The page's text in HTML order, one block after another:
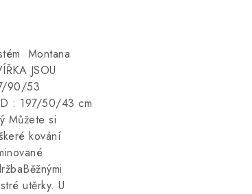
Montana
JSOU
90/53
: 197/50/43 cm
Můžete si
kování
utěrky. U